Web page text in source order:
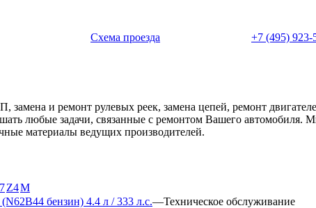
Схема проезда +7 (495) 923-
замена и ремонт рулевых реек, замена цепей, ремонт
любые задачи, связанные с ремонтом Вашего автомобиля.
материалы ведущих производителей.
Z4М
(N62B44 бензин) 4.4 л / 333 л.с.—Техническое обслуживание